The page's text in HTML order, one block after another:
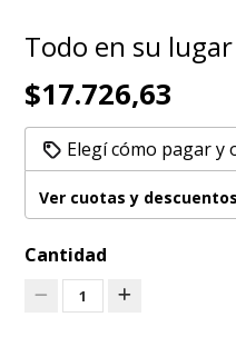
Todo en su lugar
$17.726,63
Elegí cómo pagar y
Ver cuotas y descuentos
Cantidad
1